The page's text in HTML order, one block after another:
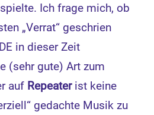
Ich frage mich, ob
„Verrat“ geschrien
in dieser Zeit
(sehr gute) Art zum
auf Repeaterist keine
gedachte Musik zu